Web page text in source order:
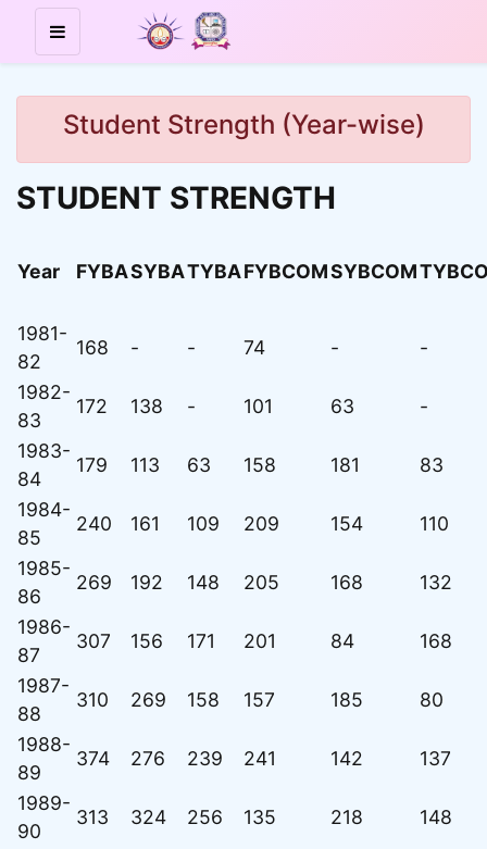
Student Strength (Year-wise)
STUDENT STRENGTH
Year FYBASYBATYBAFYBCOMSYBCOM
1981-
82
168 - - 74 -
-
1982-
83
172 138 - 101 63
-
1983-
84
179 113 63 158 181
83
1984-
85
240 161 109 209 154
110
1985-
86
269 192 148 205 168
132
1986-
87
307 156 171 201 84
168
1987-
88
310 269 158 157 185
80
1988-
89
374 276 239 241 142
137
1989-
90
313 324 256 135 218
148